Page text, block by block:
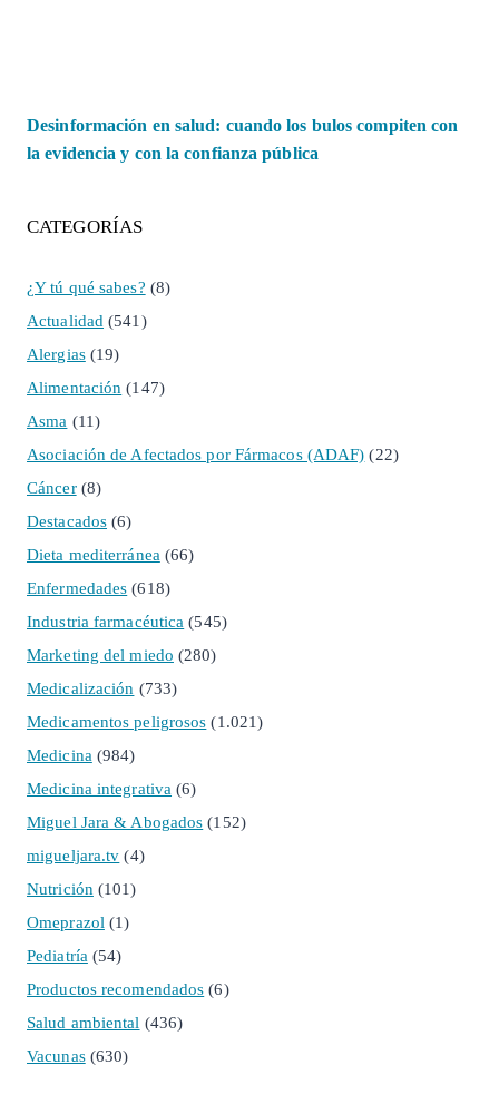
Desinformación en salud: cuando los bulos compiten con
la evidencia y con la confianza pública
CATEGORÍAS
¿Y tú qué sabes? (8)
Actualidad (541)
Alergias(19)
Alimentación (147)
Asma (11)
Asociación de Afectados por Fármacos (ADAF) (22)
Cáncer(8)
Destacados (6)
Dieta mediterránea (66)
Enfermedades (618)
Industria farmacéutica (545)
Marketing del miedo (280)
Medicalización (733)
Medicamentos peligrosos (1.021)
Medicina (984)
Medicina integrativa (6)
Miguel Jara & Abogados (152)
migueljara.tv (4)
Nutrición (101)
Omeprazol (1)
Pediatría (54)
Productos recomendados (6)
Salud ambiental (436)
Vacunas(630)